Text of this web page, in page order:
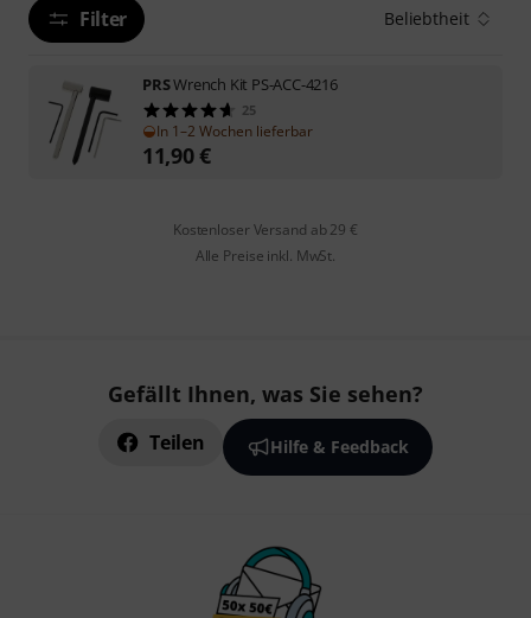
Filter Beliebtheit
PRSWrench Kit PS-ACC-4216
25
In 1–2 Wochen lieferbar
11,90€
Kostenloser Versand ab 29 €
Alle Preise inkl. MwSt.
Gefällt Ihnen, was Sie sehen?
Teilen Hilfe & Feedback